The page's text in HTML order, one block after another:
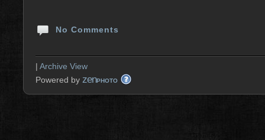
No Comments
| Archive View
Powered by zenPHOTO